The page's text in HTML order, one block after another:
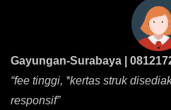
Gayungan-Surabaya |
“fee tinggi, *kertas struk
responsif”